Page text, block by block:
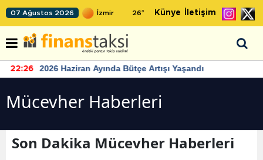
07 Ağustos 2026 26° Künye İletişim
22:26 2026 Haziran Ayında Bütçe Artışı Yaşandı
Mücevher Haberleri
Son Dakika Mücevher Haberleri